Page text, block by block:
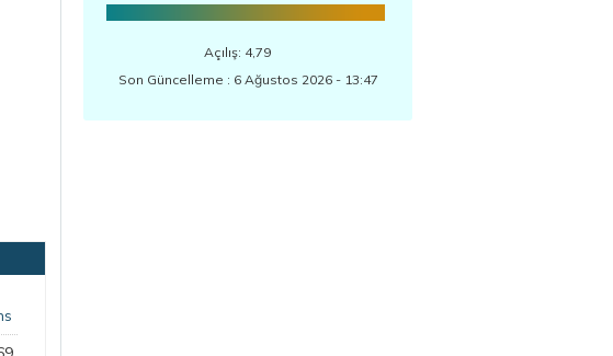
Açılış: 4,79
Son Güncelleme : 6 Ağustos 2026 - 13:47